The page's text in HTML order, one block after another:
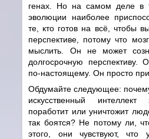
генах. Но на самом деле в
эволюции наиболее
те, кто готов на всё, чтобы
перспективе, потому что
мыслить. Он не может
долгосрочную
по-настоящему. Он просто
Обдумайте следующее:
искусственный
поработит или уничтожит
так боятся? Не потому ли,
этого, они чувствуют,